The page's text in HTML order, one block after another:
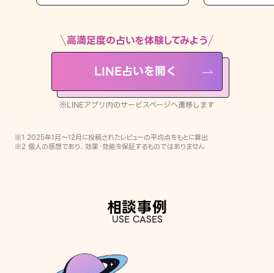
LINE占いを開く
※LINEアプリ内のサービスページへ遷移します
高満足度の占いを体験してみよう
LINE占いを開く
※LINEアプリ内のサービスページへ遷移します
※1 2025年1月〜12月に投稿されたレビューの平均点をもとに算出
※2 個人の感想であり、効果・効能を保証するものではありません
相談事例
USE CASES